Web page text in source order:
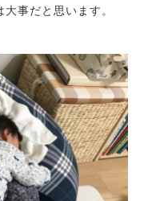
事だと思います。